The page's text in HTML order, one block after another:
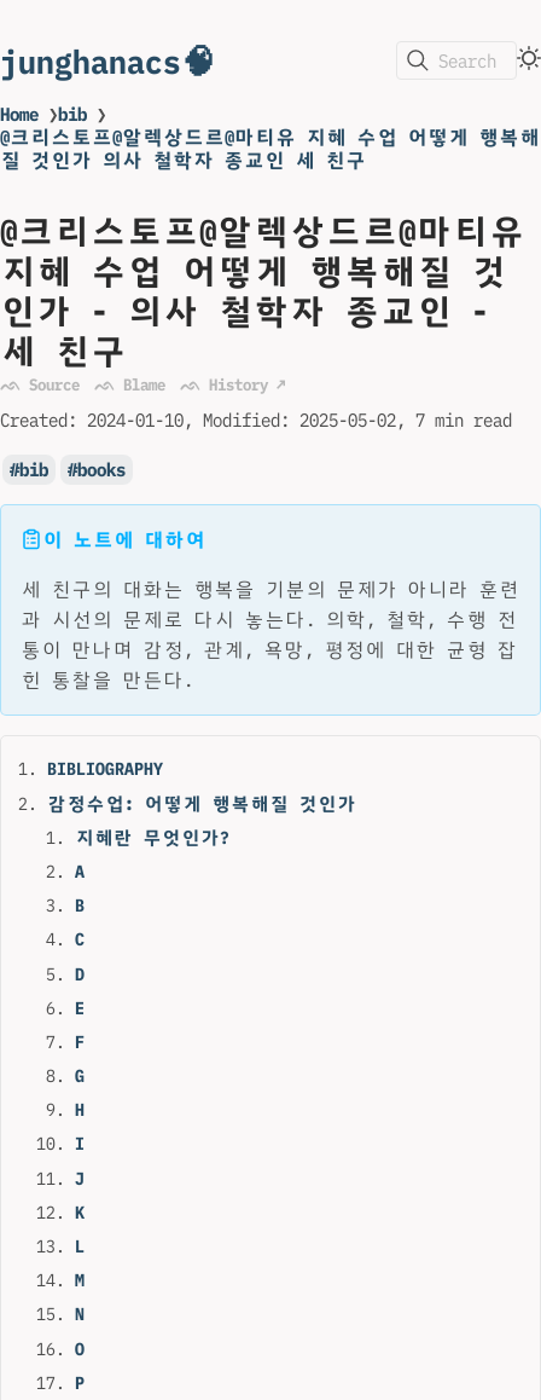
junghanacs🧠 Search
Home ❯bib ❯
@크리스토프@알렉상드르@마티유 지혜 수업 어떻게 행복해
질 것인가 의사 철학자 종교인 세 친구
@크리스토프@알렉상드르@마티유
지혜 수업 어떻게 행복해질 것
인가 - 의사 철학자 종교인 -
세 친구
ᨒ Source ᨒ Blame ᨒ History ↗
Created: 2024-01-10 Modified: 2025-05-02 7 min read
bib books
이 노트에 대하여
세 친구의 대화는 행복을 기분의 문제가 아니라 훈련
과 시선의 문제로 다시 놓는다. 의학, 철학, 수행 전
통이 만나며 감정, 관계, 욕망, 평정에 대한 균형 잡
힌 통찰을 만든다.
BIBLIOGRAPHY
감정수업: 어떻게 행복해질 것인가
지혜란 무엇인가?
A
B
C
D
E
F
G
H
I
J
K
L
M
N
O
P